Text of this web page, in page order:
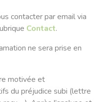
contacter par email via
Contact.
ne sera prise en
motivée et
du préjudice subi (lettre